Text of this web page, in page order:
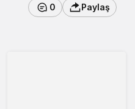
0 Paylaş